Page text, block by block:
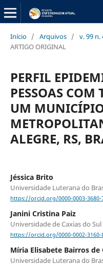
Início / Arquivos / v. 99 n.
ARTIGO ORIGINAL
PERFIL
PESSOAS COM
UM
ALEGRE, RS,
Jéssica Brito
Universidade Luterana do
https://orcid.org/0000-0003-3680-
Janini Cristina Paiz
Universidade de Caxias do Sul
https://orcid.org/0000-0002-3160-
Míria Elisabete Bairros de
Universidade Luterana do